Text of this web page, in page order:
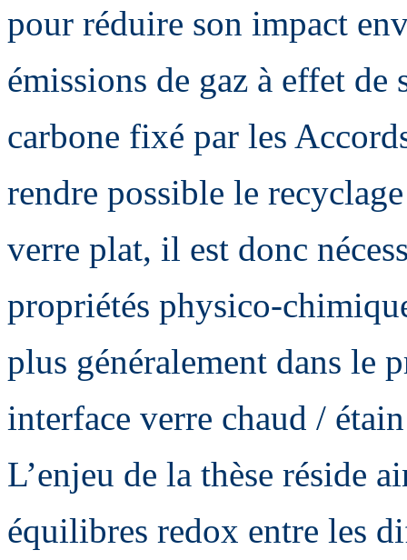
pour réduire son impact
émissions de gaz à effet
carbone fixé par les
rendre possible le
verre plat, il est donc
propriétés physico-
plus généralement dans le
interface verre chaud /
L’enjeu de la thèse réside
équilibres redox entre les